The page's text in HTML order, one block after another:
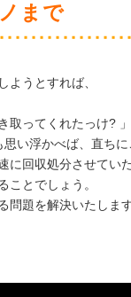
まで
ようとすれば、
取ってくれたっけ? 」
い浮かべば、直ちに
回収処分させていた
ことでしょう。
問題を解決いたしま